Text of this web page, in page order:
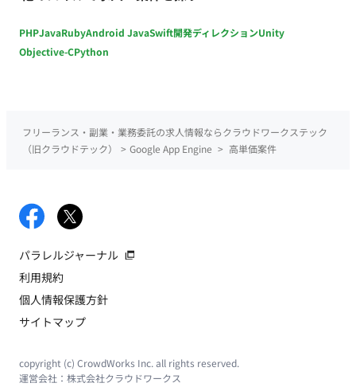
PHPJavaRubyAndroid JavaSwift開発ディレクションUnity
Objective-CPython
フリーランス・副業・業務委託の求人情報ならクラウドワークステック
（旧クラウドテック）
> Google App Engine > 高単価案件
パラレルジャーナル
利用規約
個人情報保護方針
サイトマップ
copyright (c) CrowdWorks Inc. all rights reserved.
運営会社： 株式会社クラウドワークス